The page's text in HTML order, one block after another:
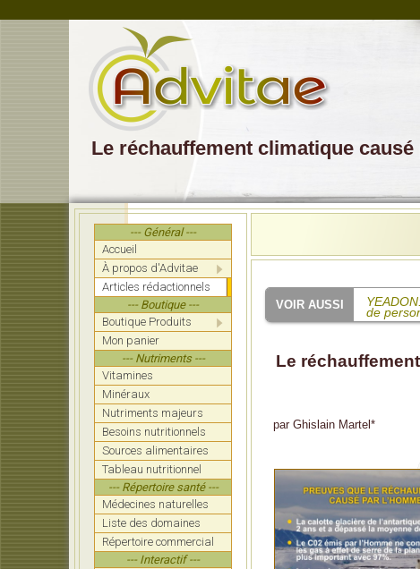
Le réchauffement climatique
--- Général ---
Accueil
À propos d'Advitae
Articles rédactionnels
--- Boutique ---
Boutique Produits
Mon panier
--- Nutriments ---
Vitamines
Minéraux
Nutriments majeurs
Besoins nutritionnels
Sources alimentaires
Tableau nutritionnel
--- Répertoire santé ---
Médecines naturelles
Liste des domaines
Répertoire commercial
--- Interactif ---
de
mettre
dont les
la force
faire de
Le
par Ghislain Martel *